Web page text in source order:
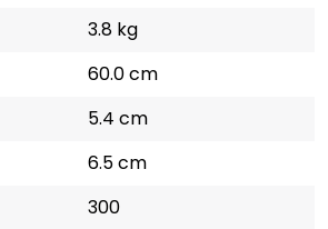
3.8 kg
60.0 cm
5.4 cm
6.5 cm
300